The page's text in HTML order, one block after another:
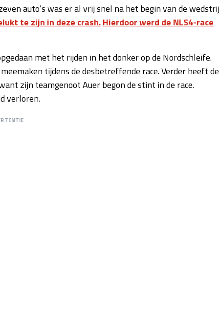
auto’s was er al vrij snel na het begin van de
te zijn in deze crash.Hierdoor werd de NLS4-race
met het rijden in het donker op de Nordschleife.
tijdens de desbetreffende race. Verder heeft de
zijn teamgenoot Auer begon de stint in de race.
verloren.